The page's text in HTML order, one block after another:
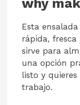
why
Esta
rápida, fresca
sirve para
una opción
listo y
trabajo.